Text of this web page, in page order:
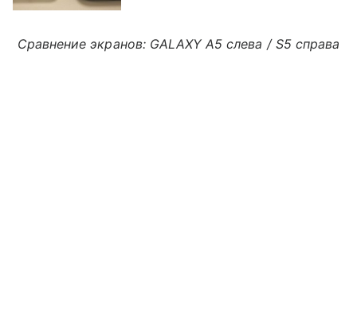
Сравнение экранов: GALAXY A5 слева / S5 справа